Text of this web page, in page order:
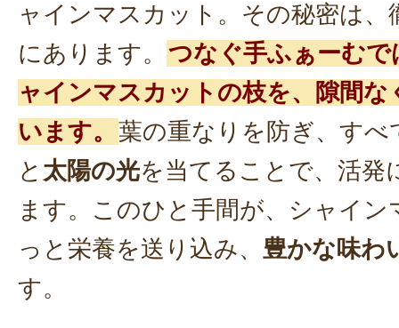
ャインマスカット。その秘密は、
にあります。 つなぐ手ふぁーむ
ャインマスカットの枝を、隙間な
います。 葉の重なりを防ぎ、す
と 太陽の光を当てることで、活発
ます。このひと手間が、シャイ
っと栄養を送り込み、 豊かな味わ
す。